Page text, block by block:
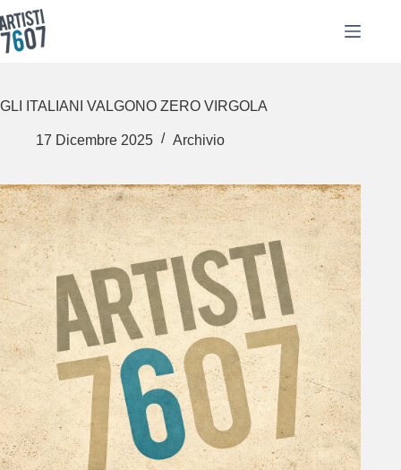
al
contenuto
GLI ITALIANI VALGONO ZERO VIRGOLA
17 Dicembre 2025 Archivio